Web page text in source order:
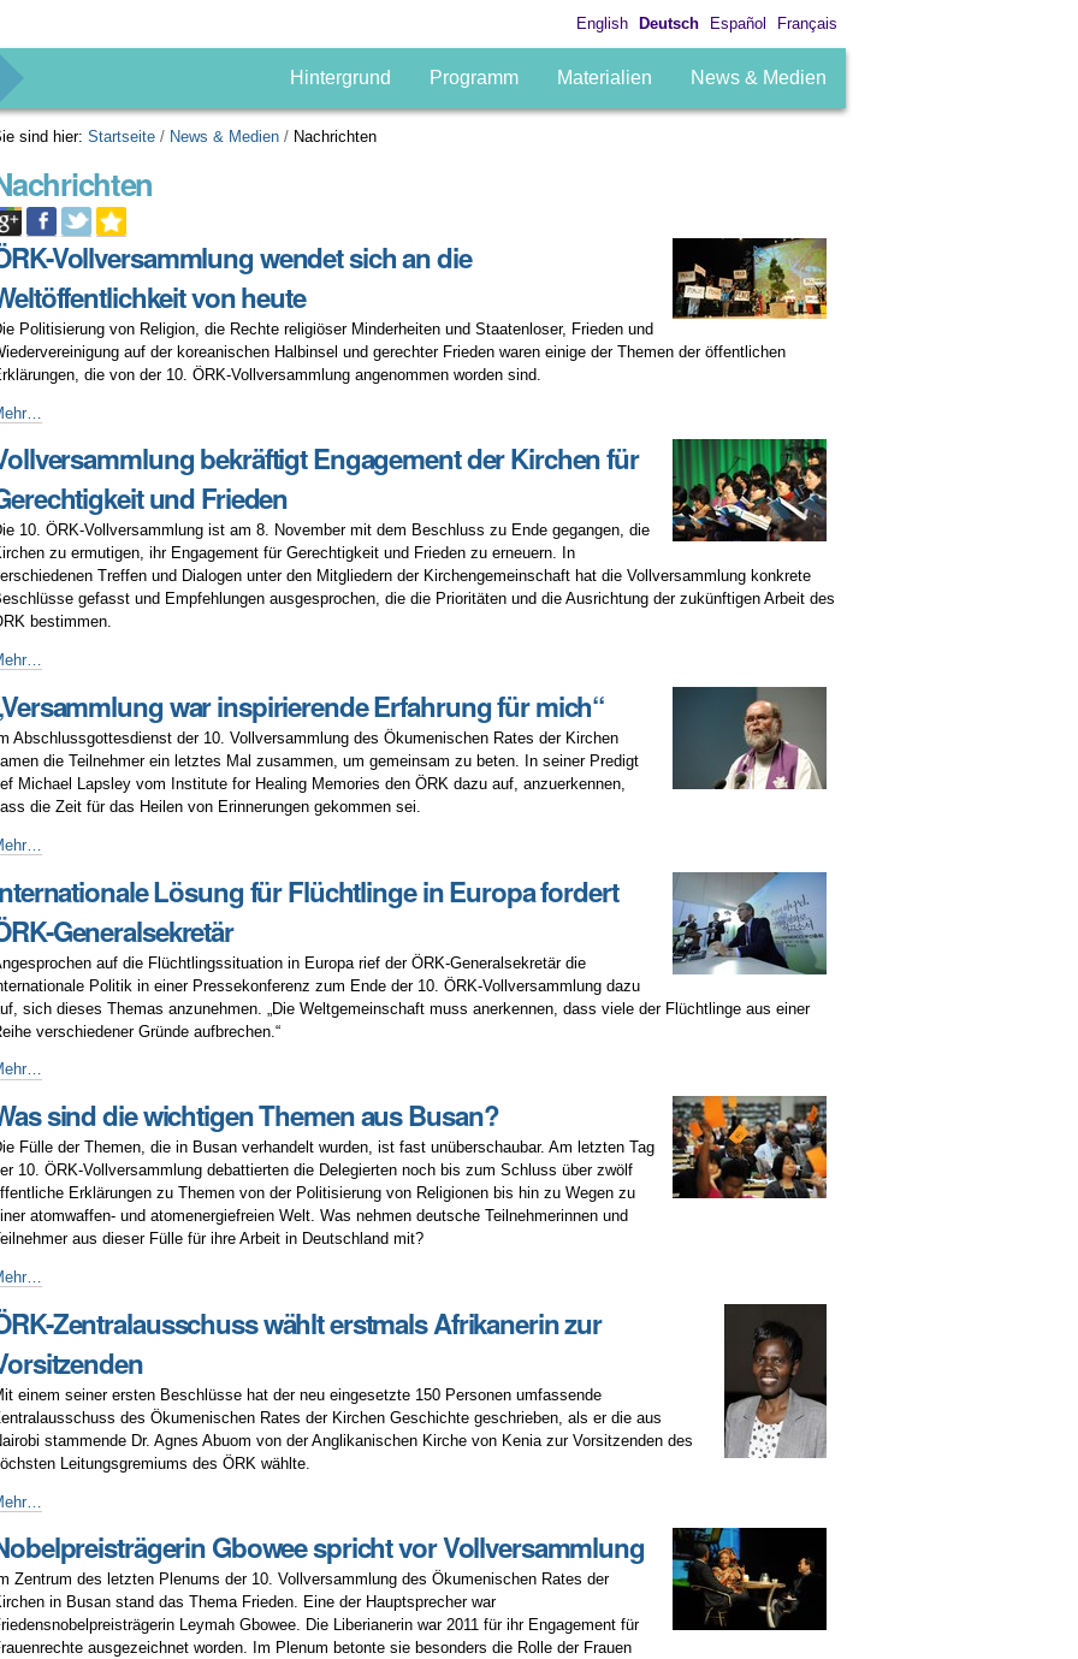
English Deutsch Español Français
Hintergrund Programm Materialien News & Medien
sind hier: Startseite / News & Medien / Nachrichten
Vollversammlung wendet sich an die
von heute
Politisierung von Religion, die Rechte religiöser Minderheiten und Staatenloser, Frieden und
auf der koreanischen Halbinsel und gerechter Frieden waren einige der Themen der öffentlichen
die von der 10. ÖRK-Vollversammlung angenommen worden sind.
bekräftigt Engagement der Kirchen für
und Frieden
10. ÖRK-Vollversammlung ist am 8. November mit dem Beschluss zu Ende gegangen, die
zu ermutigen, ihr Engagement für Gerechtigkeit und Frieden zu erneuern. In
Treffen und Dialogen unter den Mitgliedern der Kirchengemeinschaft hat die Vollversammlung konkrete
gefasst und Empfehlungen ausgesprochen, die die Prioritäten und die Ausrichtung der zukünftigen Arbeit des
bestimmen.
Engagement
war inspirierende Erfahrung für mich“
Abschlussgottesdienst der 10. Vollversammlung des Ökumenischen Rates der Kirchen
die Teilnehmer ein letztes Mal zusammen, um gemeinsam zu beten. In seiner Predigt
Michael Lapsley vom Institute for Healing Memories den ÖRK dazu auf, anzuerkennen,
die Zeit für das Heilen von Erinnerungen gekommen sei.
inspirierende
Lösung für Flüchtlinge in Europa fordert
Generalsekretär
auf die Flüchtlingssituation in Europa rief der ÖRK-Generalsekretär die
Politik in einer Pressekonferenz zum Ende der 10. ÖRK-Vollversammlung dazu
sich dieses Themas anzunehmen. „Die Weltgemeinschaft muss anerkennen, dass viele der Flüchtlinge aus einer
verschiedener Gründe aufbrechen.“
fordert
sind die wichtigen Themen aus Busan?
Fülle der Themen, die in Busan verhandelt wurden, ist fast unüberschaubar. Am letzten Tag
10. ÖRK-Vollversammlung debattierten die Delegierten noch bis zum Schluss über zwölf
Erklärungen zu Themen von der Politisierung von Religionen bis hin zu Wegen zu
atomwaffen- und atomenergiefreien Welt. Was nehmen deutsche Teilnehmerinnen und
aus dieser Fülle für ihre Arbeit in Deutschland mit?
Zentralausschuss wählt erstmals Afrikanerin zur
einem seiner ersten Beschlüsse hat der neu eingesetzte 150 Personen umfassende
des Ökumenischen Rates der Kirchen Geschichte geschrieben, als er die aus
stammende Dr. Agnes Abuom von der Anglikanischen Kirche von Kenia zur Vorsitzenden des
Leitungsgremiums des ÖRK wählte.
Gbowee spricht vor Vollversammlung
Zentrum des letzten Plenums der 10. Vollversammlung des Ökumenischen Rates der
in Busan stand das Thema Frieden. Eine der Hauptsprecher war
Leymah Gbowee. Die Liberianerin war 2011 für ihr Engagement für
ausgezeichnet worden. Im Plenum betonte sie besonders die Rolle der Frauen